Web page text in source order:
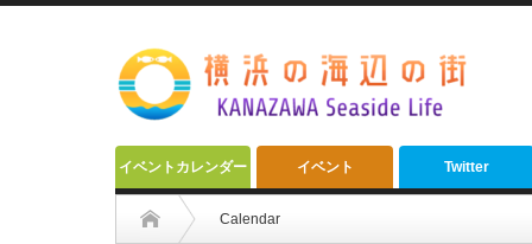
イベントカレンダー イベント Twitter
Calendar